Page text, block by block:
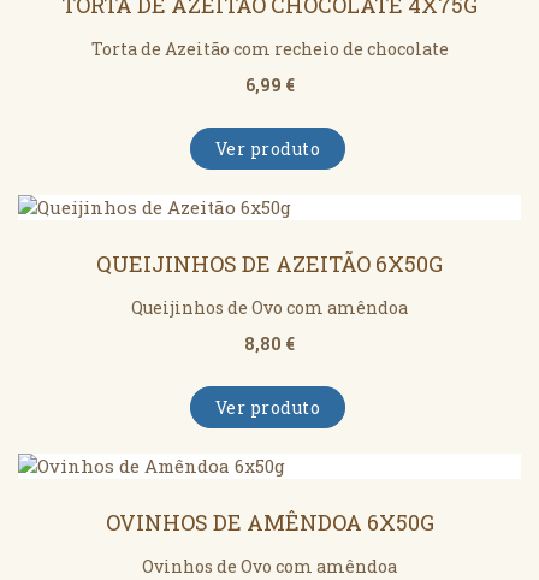
Torta de Azeitão com recheio de chocolate
6,99 €
Ver produto
QUEIJINHOS DE AZEITÃO 6X50G
Queijinhos de Ovo com amêndoa
8,80 €
Ver produto
OVINHOS DE AMÊNDOA 6X50G
Ovinhos de Ovo com amêndoa